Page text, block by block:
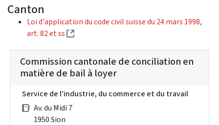
Canton
Loi d'application du code civil suisse du 24 mars 1998,
art. 82 et ss
(External link)
Commission cantonale de conciliation en
matière de bail à loyer
Service de l'industrie, du commerce et du travail
Av. du Midi 7
1950 Sion